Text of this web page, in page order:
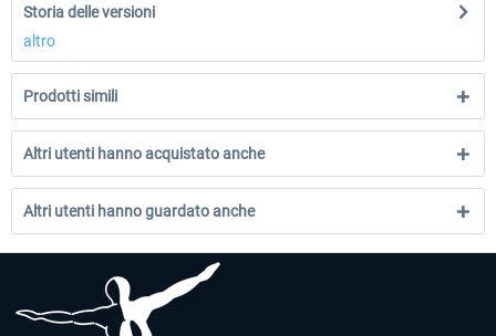
Storia delle versioni
altro
Prodotti simili
Altri utenti hanno acquistato anche
Altri utenti hanno guardato anche